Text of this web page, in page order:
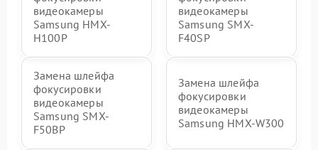
видеокамеры
Samsung HMX-
H100P
видеокамеры
Samsung SMX-
F40SP
Замена шлейфа
фокусировки
видеокамеры
Samsung SMX-
F50BP
Замена шлейфа
фокусировки
видеокамеры
Samsung HMX-W300